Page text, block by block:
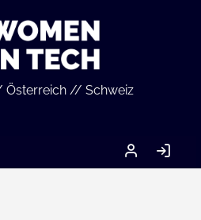
Österreich // Schweiz
MEIN
ACCOUNT